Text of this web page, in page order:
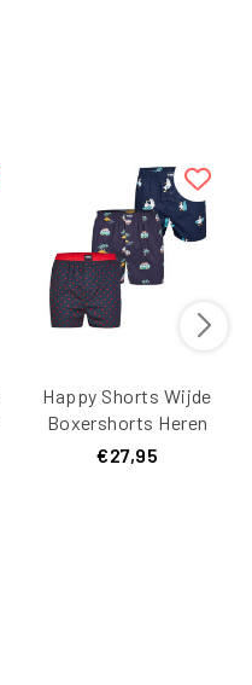
Happy Shorts Wijde
Boxershorts Heren
Met Print 3-Pack
€27,95